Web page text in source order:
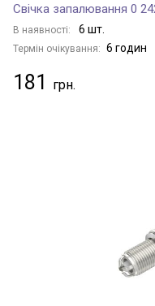
Свічка запалювання 0
В наявності: 6 шт.
Термін очікування: 6 годин
181